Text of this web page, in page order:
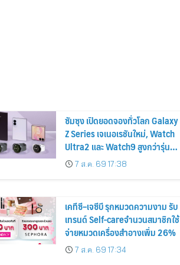
ซัมซุง เปิดยอดจองทั่วโลก Galaxy
Z Series เจเนอเรชันใหม่, Watch
Ultra2 และ Watch9 สูงกว่ารุ่น
ก่อนหน้ากว่า 30%
7 ส.ค. 69 17:38
เคทีซี–เจซีบี รุกหมวดความงาม รับ
เทรนด์ Self-careจำนวนสมาชิกใช้
จ่ายหมวดเครื่องสำอางเพิ่ม 26%
7 ส.ค. 69 17:34